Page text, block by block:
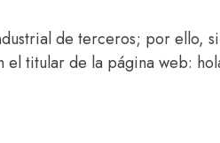
de terceros; por ello,
titular de la página web: